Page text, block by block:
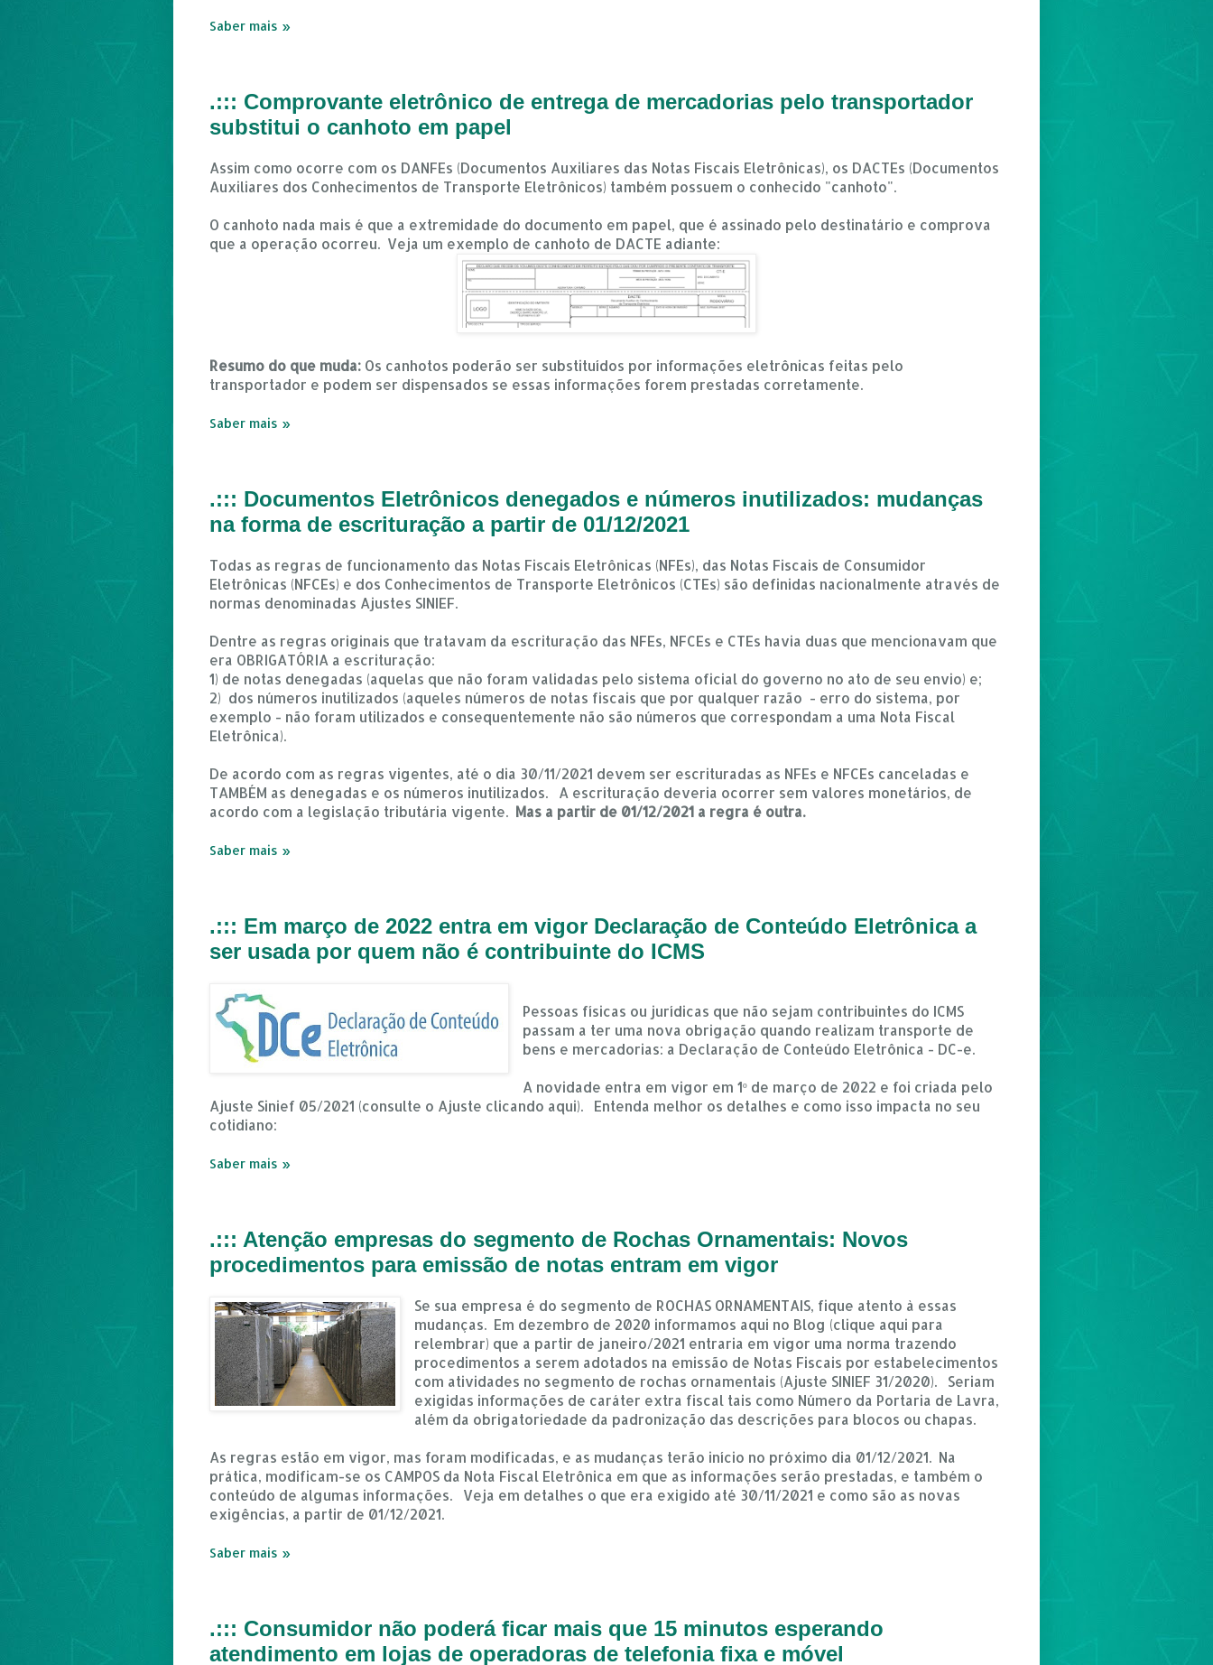
Saber mais »
.::: Comprovante eletrônico de entrega de mercadorias pelo transportador
substitui o canhoto em papel
Assim como ocorre com os DANFEs (Documentos Auxiliares das Notas Fiscais Eletrônicas), os DACTEs (Documentos
Auxiliares dos Conhecimentos de Transporte Eletrônicos) também possuem o conhecido "canhoto".
O canhoto nada mais é que a extremidade do documento em papel, que é assinado pelo destinatário e comprova
que a operação ocorreu. Veja um exemplo de canhoto de DACTE adiante:
Resumo do que muda: Os canhotos poderão ser substituídos por informações eletrônicas feitas pelo
transportador e podem ser dispensados se essas informações forem prestadas corretamente.
Saber mais »
.::: Documentos Eletrônicos denegados e números inutilizados: mudanças
na forma de escrituração a partir de 01/12/2021
Todas as regras de funcionamento das Notas Fiscais Eletrônicas (NFEs), das Notas Fiscais de Consumidor
Eletrônicas (NFCEs) e dos Conhecimentos de Transporte Eletrônicos (CTEs) são definidas nacionalmente através de
normas denominadas Ajustes SINIEF.
Dentre as regras originais que tratavam da escrituração das NFEs, NFCEs e CTEs havia duas que mencionavam que
era OBRIGATÓRIA a escrituração:
1) de notas denegadas (aquelas que não foram validadas pelo sistema oficial do governo no ato de seu envio) e;
2) dos números inutilizados (aqueles números de notas fiscais que por qualquer razão - erro do sistema, por
exemplo - não foram utilizados e consequentemente não são números que correspondam a uma Nota Fiscal
Eletrônica).
De acordo com as regras vigentes, até o dia 30/11/2021 devem ser escrituradas as NFEs e NFCEs canceladas e
TAMBÉM as denegadas e os números inutilizados. A escrituração deveria ocorrer sem valores monetários, de
acordo com a legislação tributária vigente. Mas a partir de 01/12/2021 a regra é outra.
Saber mais »
.::: Em março de 2022 entra em vigor Declaração de Conteúdo Eletrônica a
ser usada por quem não é contribuinte do ICMS
Pessoas físicas ou jurídicas que não sejam contribuintes do ICMS
passam a ter uma nova obrigação quando realizam transporte de
bens e mercadorias: a Declaração de Conteúdo Eletrônica - DC-e.
A novidade entra em vigor em 1º de março de 2022 e foi criada pelo
Ajuste Sinief 05/2021 (consulte o Ajuste clicando aqui). Entenda melhor os detalhes e como isso impacta no seu
cotidiano:
Saber mais »
.::: Atenção empresas do segmento de Rochas Ornamentais: Novos
procedimentos para emissão de notas entram em vigor
Se sua empresa é do segmento de ROCHAS ORNAMENTAIS, fique atento à essas
mudanças. Em dezembro de 2020 informamos aqui no Blog (clique aqui para
relembrar) que a partir de janeiro/2021 entraria em vigor uma norma trazendo
procedimentos a serem adotados na emissão de Notas Fiscais por estabelecimentos
com atividades no segmento de rochas ornamentais (Ajuste SINIEF 31/2020). Seriam
exigidas informações de caráter extra fiscal tais como Número da Portaria de Lavra,
além da obrigatoriedade da padronização das descrições para blocos ou chapas.
As regras estão em vigor, mas foram modificadas, e as mudanças terão início no próximo dia 01/12/2021. Na
prática, modificam-se os CAMPOS da Nota Fiscal Eletrônica em que as informações serão prestadas, e também o
conteúdo de algumas informações. Veja em detalhes o que era exigido até 30/11/2021 e como são as novas
exigências, a partir de 01/12/2021.
Saber mais »
.::: Consumidor não poderá ficar mais que 15 minutos esperando
atendimento em lojas de operadoras de telefonia fixa e móvel